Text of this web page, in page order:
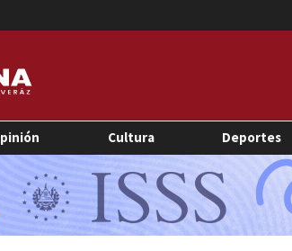
Cultura Deportes